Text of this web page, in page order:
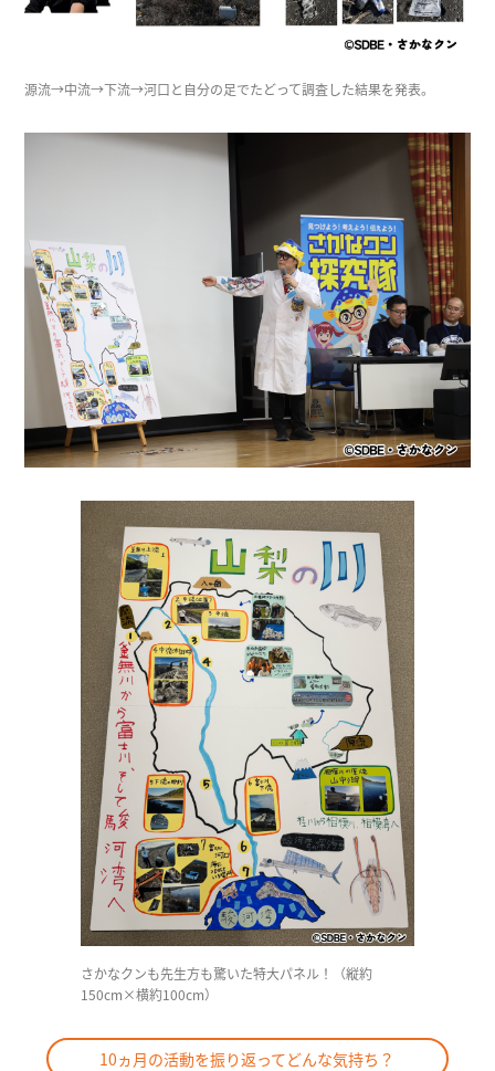
源流→中流→下流→河口と自分の足でたどって調査した結果を発表。
さかなクンも先生方も驚いた特大パネル！（縦約
150cm×横約100cm）
10ヵ月の活動を振り返ってどんな気持ち？